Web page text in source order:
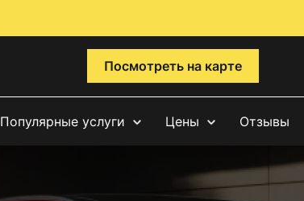
Посмотреть на карте
Популярные услуги Цены Отзывы